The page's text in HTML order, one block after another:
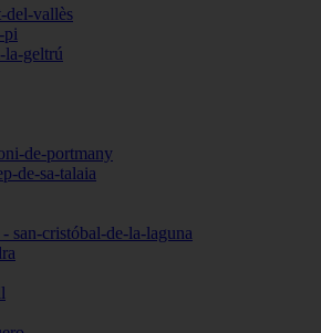
del-vallès
pi
la-geltrú
de-portmany
de-sa-talaia
san-cristóbal-de-la-laguna